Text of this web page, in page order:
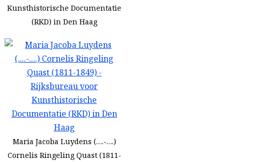
Kunsthistorische Documentatie
(RKD) in Den Haag
Maria Jacoba Luydens (….-….)
Cornelis Ringeling Quast (1811-